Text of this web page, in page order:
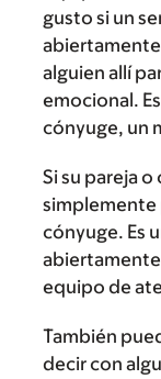
gusto si un
abiertamente
alguien allí
emocional.
cónyuge, un
Si su pareja
simplemente
cónyuge. Es
abiertamente
equipo de
También
decir con